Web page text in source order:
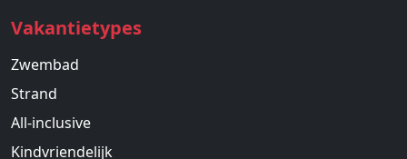
Vakantietypes
Zwembad
Strand
All-inclusive
Kindvriendelijk